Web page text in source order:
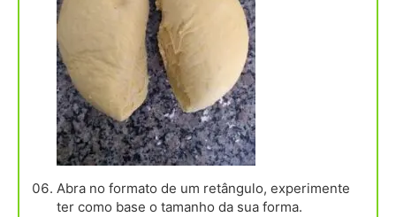
Abra no formato de um retângulo, experimente
ter como base o tamanho da sua forma.